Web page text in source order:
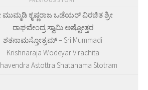
ಮುಮ್ಮಡಿ ಕೃಷ್ಣರಾಜ ಒಡೆಯರ್ ವಿರಚಿತ ಶ್ರೀ
ರಾಘವೇಂದ್ರ ಸ್ವಾಮಿ ಅಷ್ಟೋತ್ತರ
ಶತನಾಮಸ್ತೋತ್ರಮ್ – Sri Mummadi
Krishnaraja Wodeyar Virachita
Astottra Shatanama Stotram